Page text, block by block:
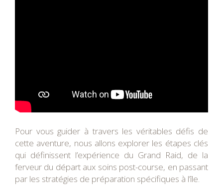
Pour vous guider à travers les véritables défis de
cette aventure, nous allons explorer les étapes clés
qui définissent l’expérience du Grand Raid, de la
ferveur du départ aux soins post-course, en passant
par les stratégies de préparation spécifiques à l’île.